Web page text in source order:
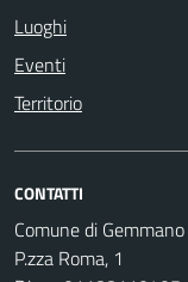
Luoghi
Eventi
Territorio
CONTATTI
Comune di Gemmano
P.zza Roma, 1